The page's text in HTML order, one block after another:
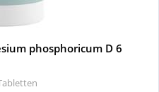
phosphoricum D 6